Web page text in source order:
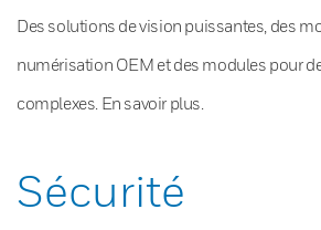
Des solutions de vision puissantes, des
numérisation OEM et des modules pour
complexes. En savoir plus.
Sécurité